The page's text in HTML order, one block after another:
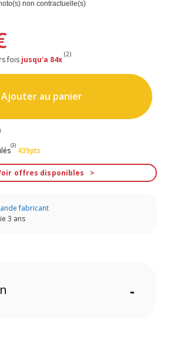
non contractuelle(s)
fois jusqu'a 84x
(2)
Ajouter au panier
(3)
439pts
offres disponibles
fabricant
3 ans
-